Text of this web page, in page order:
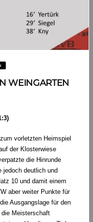
WEINGARTEN
vorletzten Heimspiel
der Klosterwiese
die Hinrunde
jedoch deutlich und
10 und damit einem
aber weiter Punkte für
Ausgangslage für den
Meisterschaft